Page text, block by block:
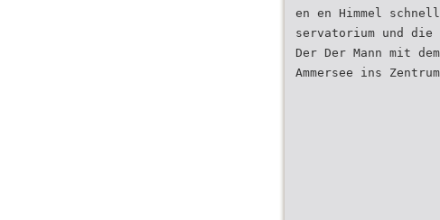
en en Himmel
servatorium und
Der Der Mann mit
Ammersee ins